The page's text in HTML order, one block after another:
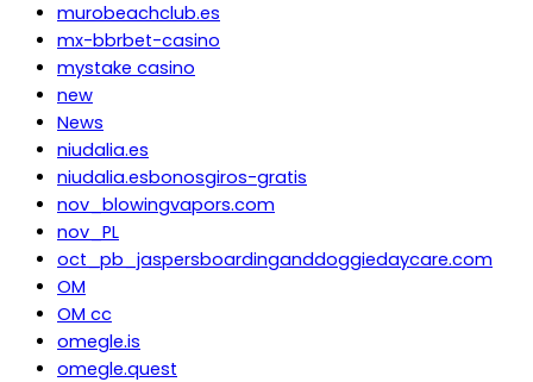
murobeachclub.es
mx-bbrbet-casino
mystake casino
new
News
niudalia.es
niudalia.esbonosgiros-gratis
nov_blowingvapors.com
nov_PL
oct_pb_jaspersboardinganddoggiedaycare.com
OM
OM cc
omegle.is
omegle.quest